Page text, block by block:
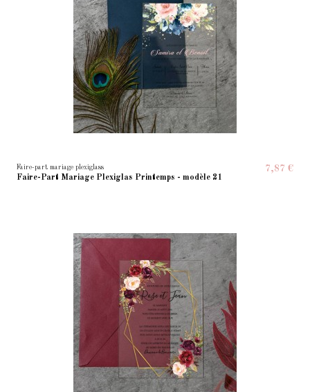
Faire-part mariage plexiglass
Faire-Part Mariage Plexiglas Printemps - modèle 21
7,87 €